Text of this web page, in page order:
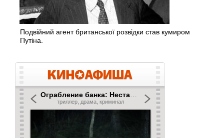
Подвійний агент британської розвідки став кумиром
Путіна.